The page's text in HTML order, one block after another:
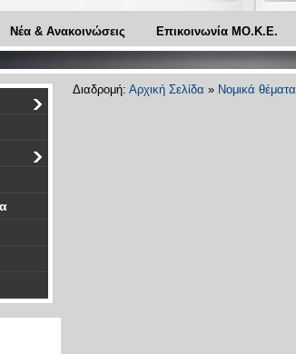
Νέα & Ανακοινώσεις Επικοινωνία ΜO.Κ.Ε.
Διαδρομή: Αρχική Σελίδα » Νομικά θέματα